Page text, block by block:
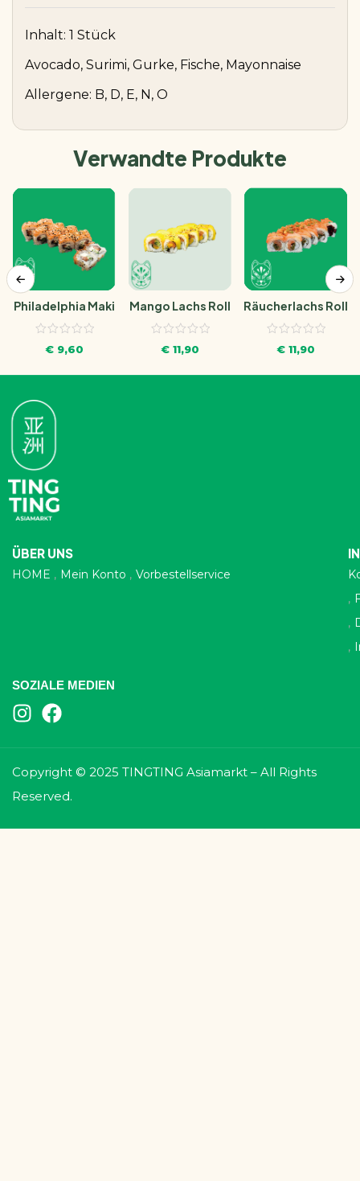
Inhalt: 1 Stück
Avocado, Surimi, Gurke, Fische, Mayonnaise
Allergene: B, D, E, N, O
Verwandte Produkte
Philadelphia Maki
€ 9,60
Mango Lachs Roll
€ 11,90
Räucherlachs Roll
€ 11,90
ÜBER UNS
HOME Mein Konto Vorbestellservice
SOZIALE MEDIEN
Copyright © 2025 TINGTING Asiamarkt – All Rights
Reserved.